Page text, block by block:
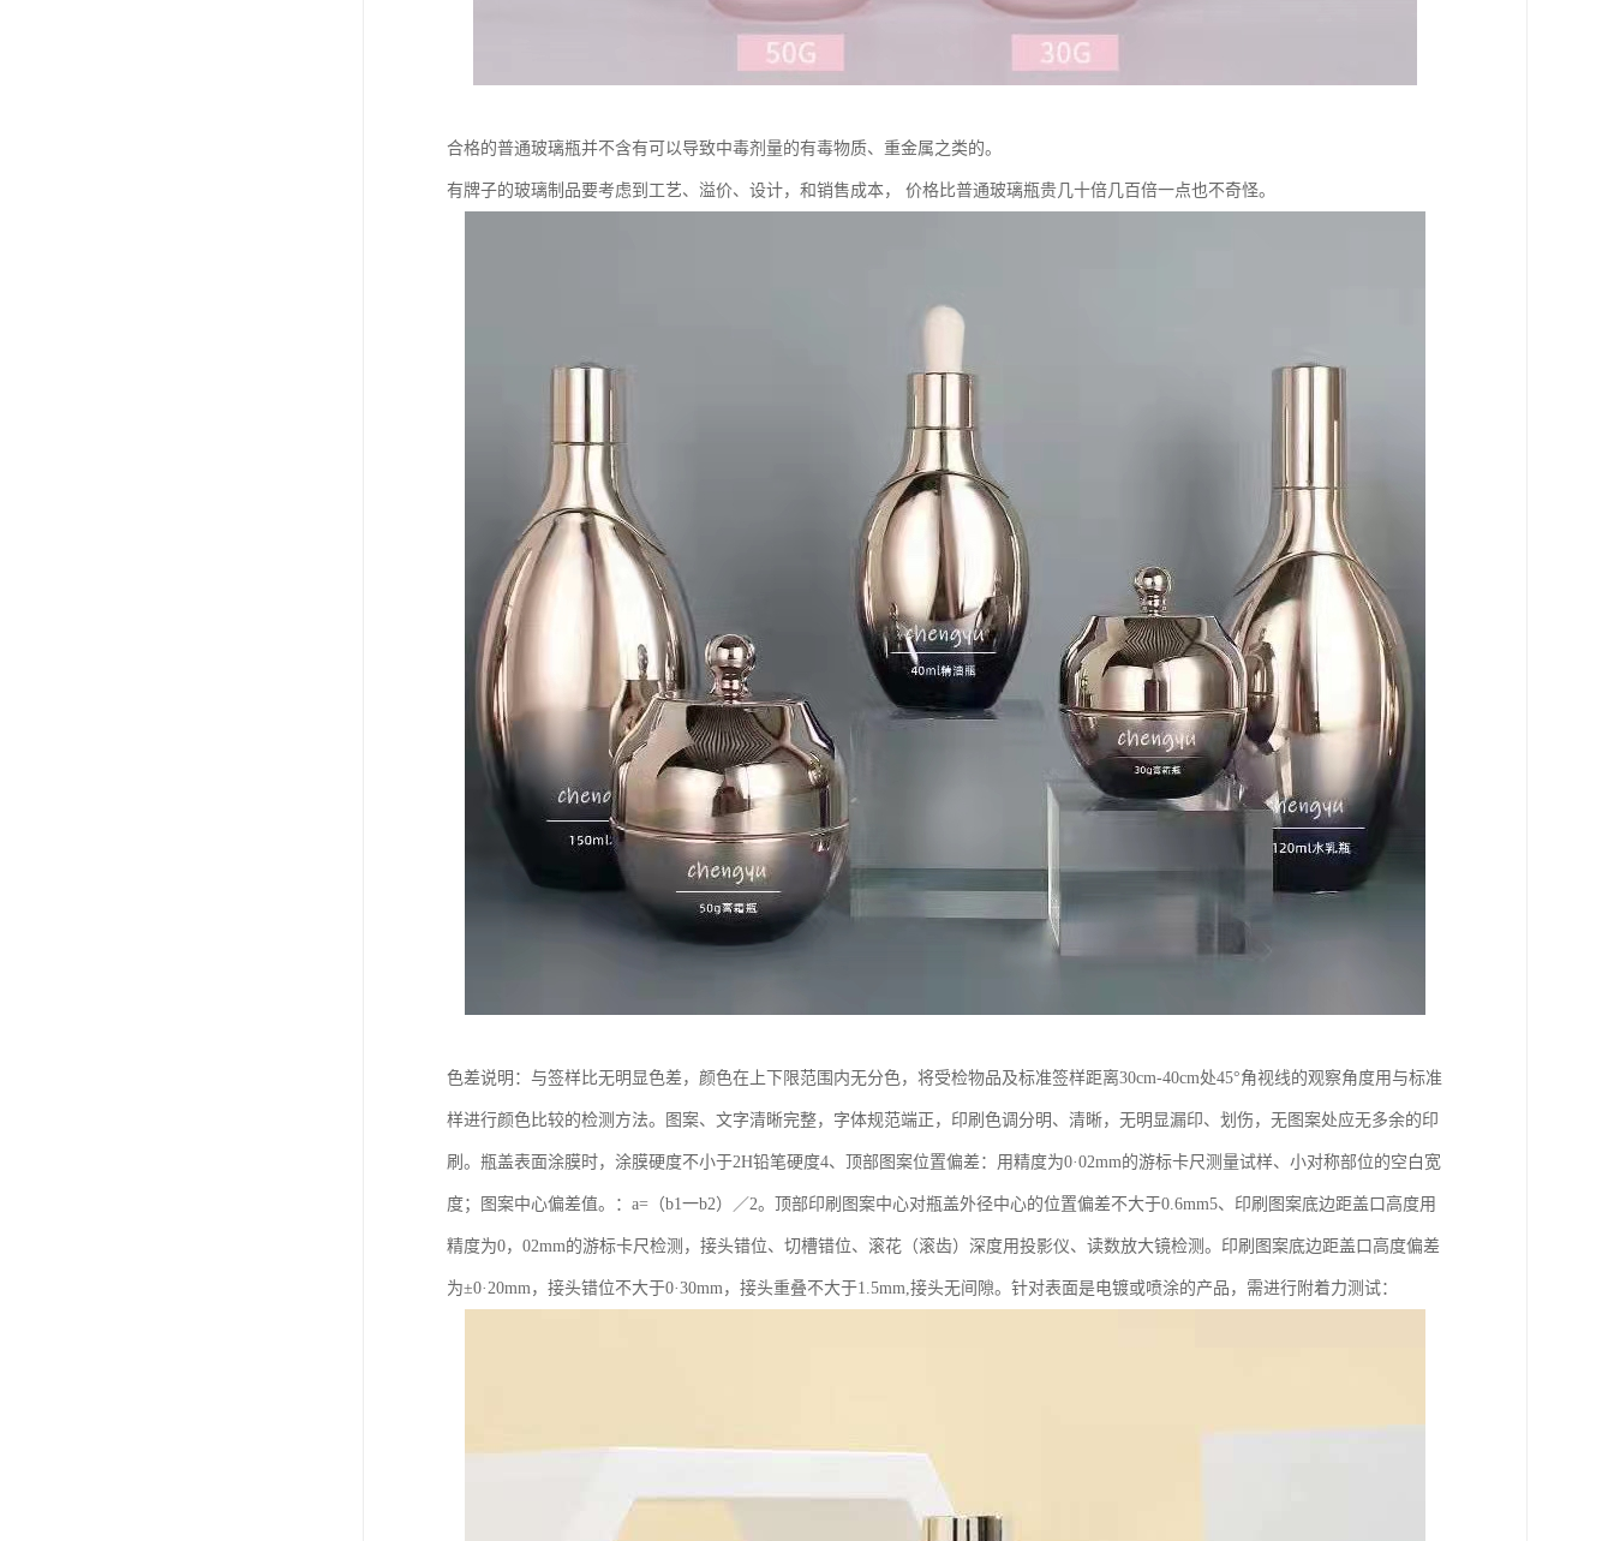
合格的普通玻璃瓶并不含有可以导致中毒剂量的有毒物质、重金属之类的。
有牌子的玻璃制品要考虑到工艺、溢价、设计，和销售成本， 价格比普通玻璃瓶贵几十倍几百倍一点也不奇怪。
色差说明：与签样比无明显色差，颜色在上下限范围内无分色，将受检物品及标准签样距离30cm-40cm处45°角视线的观察角度用与标准
样进行颜色比较的检测方法。图案、文字清晰完整，字体规范端正，印刷色调分明、清晰，无明显漏印、划伤，无图案处应无多余的印
刷。瓶盖表面涂膜时，涂膜硬度不小于2H铅笔硬度4、顶部图案位置偏差：用精度为0·02mm的游标卡尺测量试样、小对称部位的空白宽
度；图案中心偏差值。：a=（b1一b2）／2。顶部印刷图案中心对瓶盖外径中心的位置偏差不大于0.6mm5、印刷图案底边距盖口高度用
精度为0，02mm的游标卡尺检测，接头错位、切槽错位、滚花（滚齿）深度用投影仪、读数放大镜检测。印刷图案底边距盖口高度偏差
为±0·20mm，接头错位不大于0·30mm，接头重叠不大于1.5mm,接头无间隙。针对表面是电镀或喷涂的产品，需进行附着力测试：